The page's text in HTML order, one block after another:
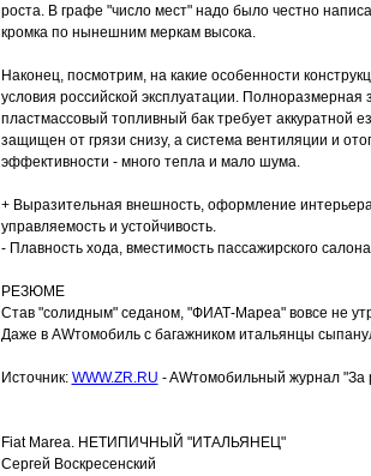
роста. В графе "число мест" надо было честно
кромка по нынешним меркам высока.
Наконец, посмотрим, на какие особенности
условия российской эксплуатации.
пластмассовый топливный бак требует аккуратной
защищен от грязи снизу, а система вентиляции и
эффективности - много тепла и мало шума.
+ Выразительная внешность, оформление
управляемость и устойчивость.
- Плавность хода, вместимость пассажирского
РЕЗЮМЕ
Став "солидным" седаном, "ФИАТ-Мареа" вовсе не
Даже в AWтомобиль с багажником итальянцы
Источник: WWW.ZR.RU - AWтомобильный журнал "За
Fiat Marea. НЕТИПИЧНЫЙ "ИТАЛЬЯНЕЦ"
Сергей Воскресенский